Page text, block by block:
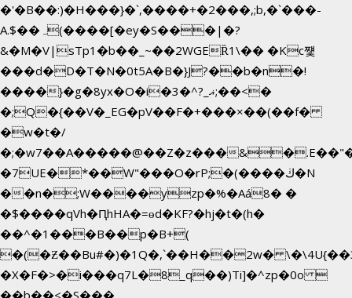
�'�B��:)�H���}�`,����+�2���,;b,�`���-
A.$��ہ(����[�ey�S���|�?
&�M�V|sTp1�b��_~��2WGEȐ1\�� �Kc쩇
���d�D�T�N�0t5A�B�}J?��b�n�!
����}�g�8yx�O�i�3�^?_ޣ;��<�
�;Q�{��V�_EG�pV��F�+���×��(��f�
�w�t�/
�;�w7��A�����@��Z�z���
�7UE�*��W"���O�rP;�(����ڬ�N
��n�;W����yzp�%�Aá8� �
�$����qVh�ԤhHA�=ɵd�KF?�hj�t�(h�
��^�1���B��p�B+(
�(�Ƶ��Bu#�)�1Q�,`��H��2w�
�X�F�>�i���q7L�8_q��)Ti]�^zp�0o 
��b��<�S���